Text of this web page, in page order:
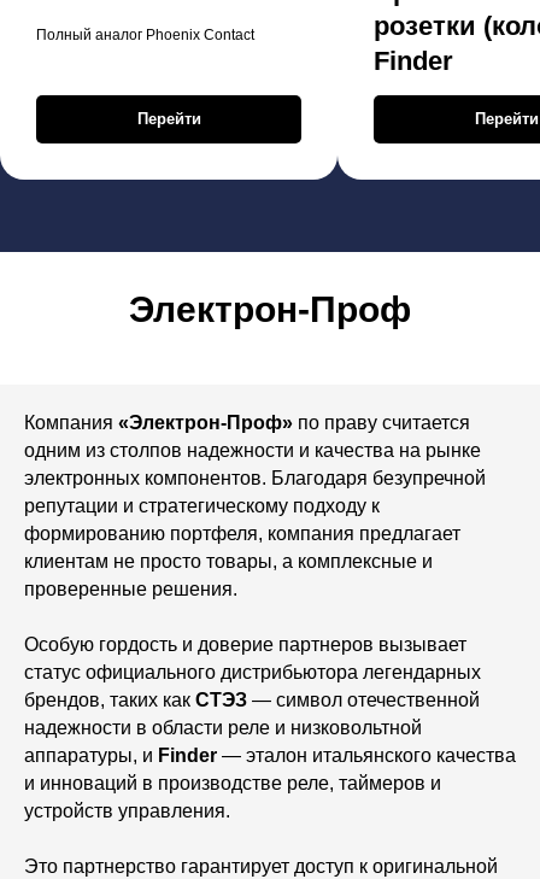
Полный аналог Phoenix Contact
Перейти
розетки
Finder
Перейти
Электрон-Проф
Компания «Электрон-Проф» по праву считается
одним из столпов надежности и качества на рынке
электронных компонентов. Благодаря безупречной
репутации и стратегическому подходу к
формированию портфеля, компания предлагает
клиентам не просто товары, а комплексные и
проверенные решения.
Особую гордость и доверие партнеров вызывает
статус официального дистрибьютора легендарных
брендов, таких как СТЭЗ — символ отечественной
надежности в области реле и низковольтной
аппаратуры, и Finder — эталон итальянского качества
и инноваций в производстве реле, таймеров и
устройств управления.
Это партнерство гарантирует доступ к оригинальной